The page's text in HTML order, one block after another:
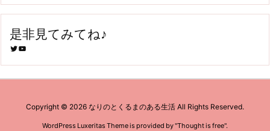
是非見てみてね♪
Twitter YouTube
Copyright © 2026 なりのとくるまのある生活 All Rights Reserved.
WordPress Luxeritas Theme is provided by "Thought is free".